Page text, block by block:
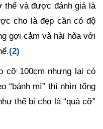
thể và được đánh giá là
cho là đẹp cần có độ
gợi cảm và hài hòa với
(2)
cỡ 100cm nhưng lại có
“bánh mì” thì nhìn tổng
thế bị cho là “quá cỡ”